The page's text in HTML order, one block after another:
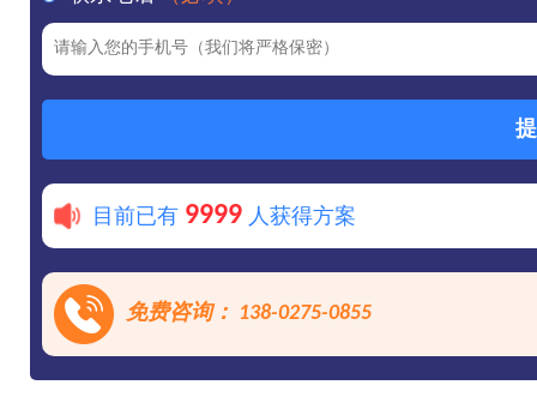
目前已有 9999 人获得方案
免费咨询： 138-0275-0855